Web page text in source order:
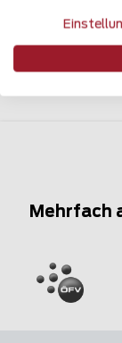
Mehrfach